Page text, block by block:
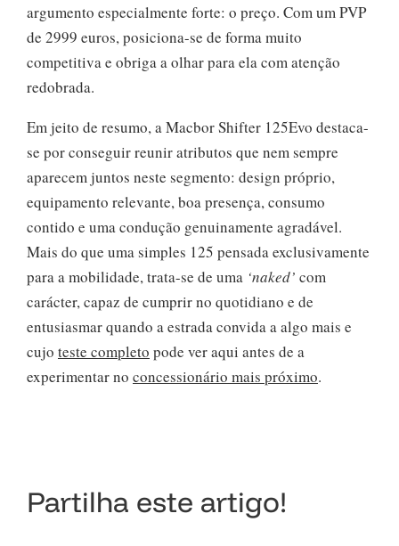
argumento especialmente forte: o preço. Com um PVP
de 2999 euros, posiciona-se de forma muito
competitiva e obriga a olhar para ela com atenção
redobrada.
Em jeito de resumo, a Macbor Shifter 125Evo destaca-
se por conseguir reunir atributos que nem sempre
aparecem juntos neste segmento: design próprio,
equipamento relevante, boa presença, consumo
contido e uma condução genuinamente agradável.
Mais do que uma simples 125 pensada exclusivamente
para a mobilidade, trata-se de uma ‘naked’ com
carácter, capaz de cumprir no quotidiano e de
entusiasmar quando a estrada convida a algo mais e
cujo teste completo pode ver aqui antes de a
experimentar no concessionário mais próximo.
Partilha este artigo!